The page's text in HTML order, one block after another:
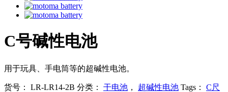
C号碱性电池
用于玩具、手电筒等的超碱性电池。
货号： LR-LR14-2B 分类： 干电池 ， 超碱性电池 Tags： C尺